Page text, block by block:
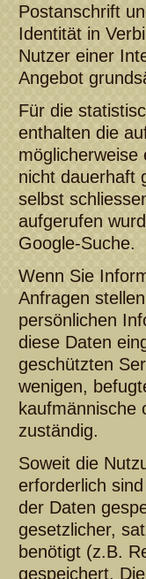
Postanschrift
Identität in
Nutzer einer
Angebot
Für die
enthalten die
nicht dauerhaft
selbst
aufgerufen
Google-Suche.
Wenn Sie
Anfragen
persönlichen
diese Daten
geschützten
wenigen,
kaufmännische
zuständig.
Soweit die
erforderlich
der Daten
gesetzlicher,
benötigt (z.B.
gespeichert. Die